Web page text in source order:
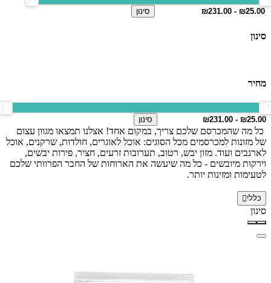
סינון
סינון
מחיר
סינון
כל מה שהמכרסם שלכם צריך, במקום אחד! אצלנו תמצאו מגוון עצום
של מזונות למכרסמים מכל הסוגים: אוכל לאוגרים, חולדות, שרקנים, אוכל
לארנבים ועוד. מזון יבש, רטוב, תערובות זרעים, חציר, פירות יבשים,
וירקות מיובשים - כל מה שיעשה את הארוחות של החבר הפרוותי שלכם
לטעימות ומזינות יותר.
כללי
סינון